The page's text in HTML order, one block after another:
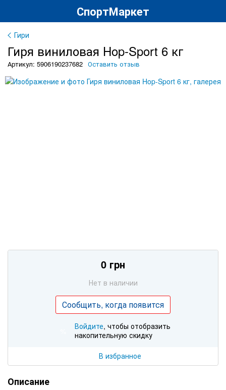
СпортМаркет
Гири
Гиря виниловая Hop-Sport 6 кг
Артикул: 5906190237682 Оставить отзыв
0 грн
Нет в наличии
Сообщить, когда появится
Войдите, чтобы отобразить
накопительную скидку
В избранное
Описание